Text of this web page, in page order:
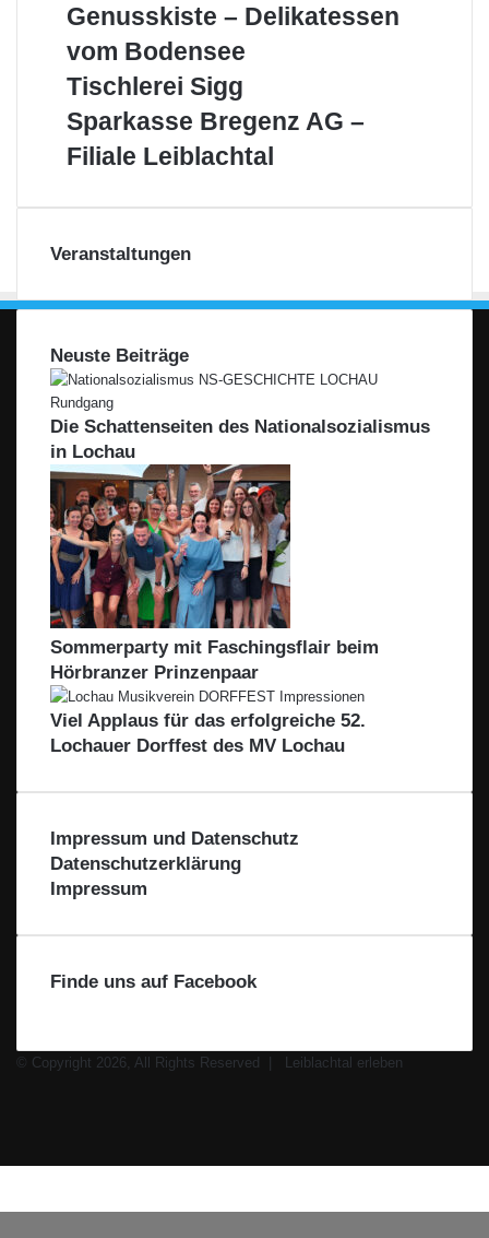
Genusskiste
Delikatessen
vom
Genusskiste – Delikatessen
vom Bodensee
Tischlerei
Tischlerei Sigg
Sparkasse
Bregenz
AG
Filiale
Sparkasse Bregenz AG –
Filiale Leiblachtal
Veranstaltungen
Neuste Beiträge
Die Schattenseiten des Nationalsozialismus
in Lochau
Sommerparty mit Faschingsflair beim
Hörbranzer Prinzenpaar
Viel Applaus für das erfolgreiche 52.
Lochauer Dorffest des MV Lochau
Impressum und Datenschutz
Datenschutzerklärung
Impressum
Finde uns auf Facebook
© Copyright 2026, All Rights Reserved |
Leiblachtal erleben